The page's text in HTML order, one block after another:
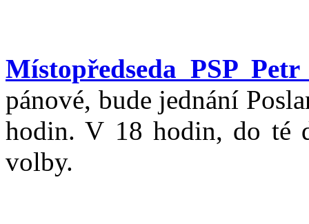
Místopředseda PSP
pánové, bude jednání
hodin. V 18 hodin, do té
volby.